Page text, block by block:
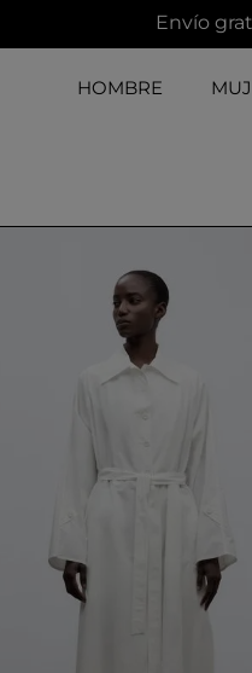
Envío
HOMBRE